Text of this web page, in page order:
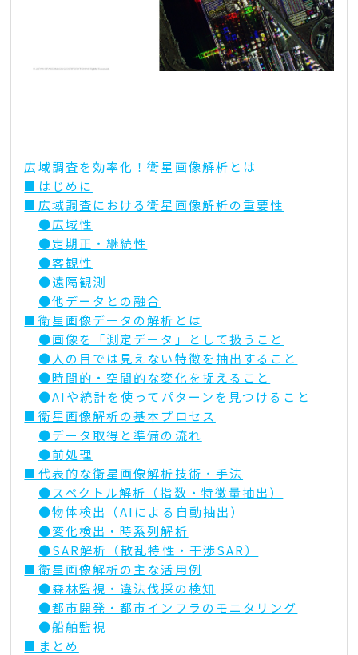
広域調査を効率化！衛星画像解析とは
■はじめに
■広域調査における衛星画像解析の重要性
●広域性
●定期正・継続性
●客観性
●遠隔観測
●他データとの融合
■衛星画像データの解析とは
●画像を「測定データ」として扱うこと
●人の目では見えない特徴を抽出すること
●時間的・空間的な変化を捉えること
●AIや統計を使ってパターンを見つけること
■衛星画像解析の基本プロセス
●データ取得と準備の流れ
●前処理
■代表的な衛星画像解析技術・手法
●スペクトル解析（指数・特徴量抽出）
●物体検出（AIによる自動抽出）
●変化検出・時系列解析
●SAR解析（散乱特性・干渉SAR）
■衛星画像解析の主な活用例
●森林監視・違法伐採の検知
●都市開発・都市インフラのモニタリング
●船舶監視
■まとめ